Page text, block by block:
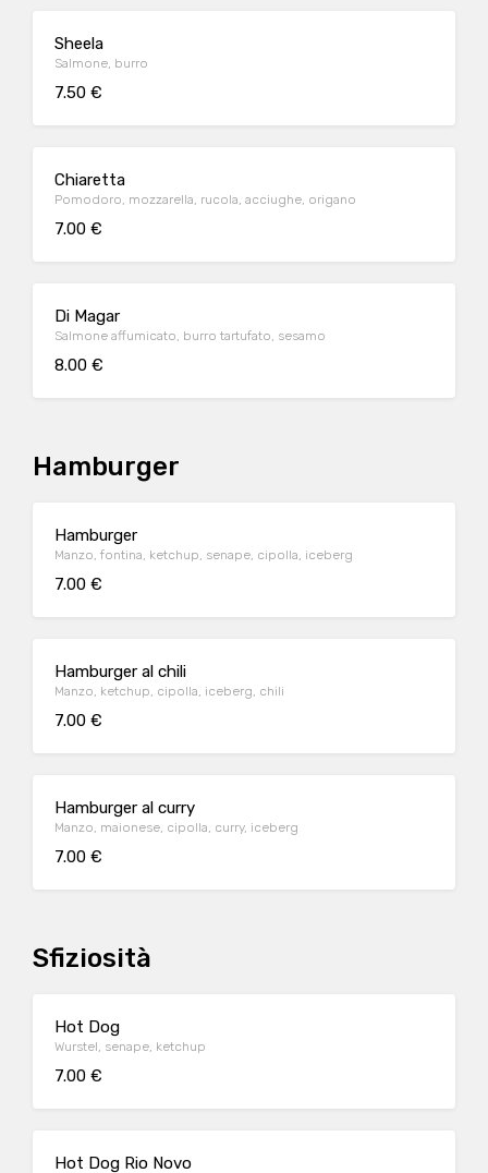
Sheela
Salmone, burro
7.50 €
Chiaretta
Pomodoro, mozzarella, rucola, acciughe, origano
7.00 €
Di Magar
Salmone affumicato, burro tartufato, sesamo
8.00 €
Hamburger
Hamburger
Manzo, fontina, ketchup, senape, cipolla, iceberg
7.00 €
Hamburger al chili
Manzo, ketchup, cipolla, iceberg, chili
7.00 €
Hamburger al curry
Manzo, maionese, cipolla, curry, iceberg
7.00 €
Sfiziosità
Hot Dog
Wurstel, senape, ketchup
7.00 €
Hot Dog Rio Novo